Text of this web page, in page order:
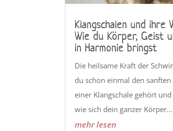
Klangschalen und ihre
Wie du Körper, Geist
in Harmonie bringst
Die heilsame Kraft der
du schon einmal den sanften
einer Klangschale gehört
wie sich dein ganzer Körper...
mehr lesen